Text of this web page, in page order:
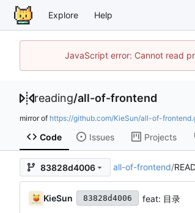
Explore Help
JavaScript error: Cannot read
reading/all-of-frontend
mirror of https://github.com/KieSun/all-of-
Code Issues Projects
83828d4006 all-of-frontend/
KieSun 83828d4006 feat: 目录